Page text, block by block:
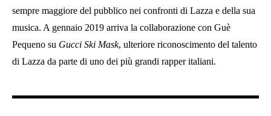
sempre maggiore del pubblico nei confronti di Lazza e della sua
musica. A gennaio 2019 arriva la collaborazione con Guè
Pequeno su Gucci Ski Mask, ulteriore riconoscimento del talento
di Lazza da parte di uno dei più grandi rapper italiani.